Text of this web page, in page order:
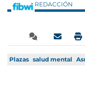
REDACCIÓN
Plazas salud mental